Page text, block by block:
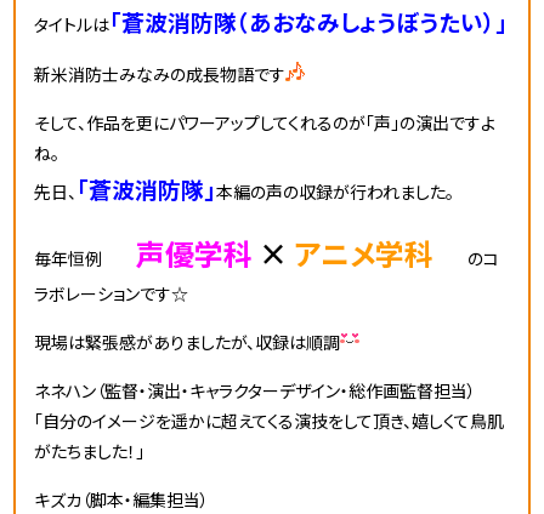
タイトルは「蒼波消防隊（あおなみしょうぼうたい）」
新米消防士みなみの成長物語です
そして、作品を更にパワーアップしてくれるのが「声」の演出ですよ
ね。
先日、 「蒼波消防隊」本編の声の収録が行われました。
毎年恒例声優学科 × アニメ学科 のコ
ラボレーションです☆
現場は緊張感がありましたが、収録は順調
ネネハン（監督・演出・キャラクターデザイン・総作画監督担当）
「自分のイメージを遥かに超えてくる演技をして頂き、嬉しくて鳥肌
がたちました！」
キズカ（脚本・編集担当）